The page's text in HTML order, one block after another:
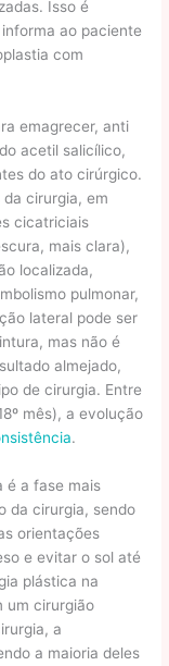
Isso é
ao paciente
com
emagrecer, anti
acetil salicílico,
do ato cirúrgico.
cirurgia, em
cicatriciais
mais clara),
localizada,
pulmonar,
lateral pode ser
mas não é
almejado,
de cirurgia. Entre
mês), a evolução
.
é a fase mais
da cirurgia, sendo
orientações
e evitar o sol até
plástica na
um cirurgião
a
a maioria deles